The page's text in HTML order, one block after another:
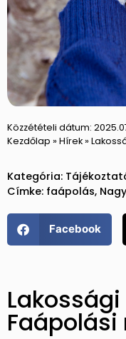
Közzétételi dátum:
Kezdőlap » Hírek»
Kategória:
Címke: faápolás,
Facebook